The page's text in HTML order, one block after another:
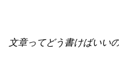
文章ってどう書けばいい